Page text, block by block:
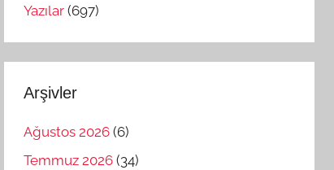
Yazılar (697)
Arşivler
Ağustos 2026 (6)
Temmuz 2026 (34)